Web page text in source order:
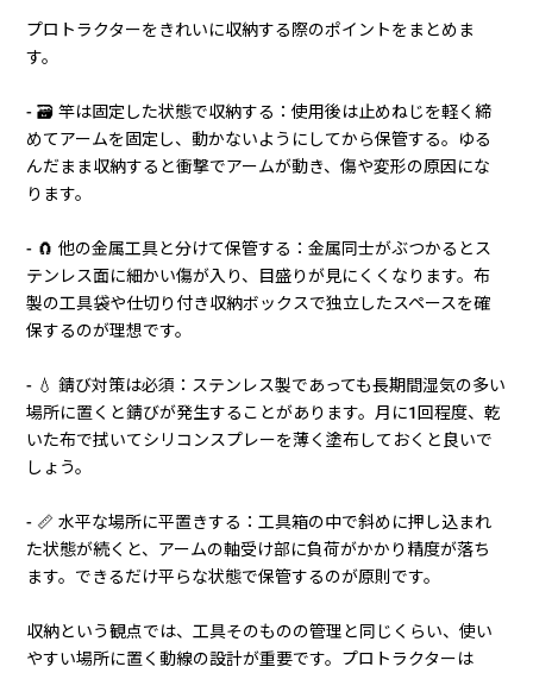
プロトラクターをきれいに収納する際のポイントをまとめま
す。
- 🗃️ 竿は固定した状態で収納する：使用後は止めねじを軽く締
めてアームを固定し、動かないようにしてから保管する。ゆる
んだまま収納すると衝撃でアームが動き、傷や変形の原因にな
ります。
- 🧲 他の金属工具と分けて保管する：金属同士がぶつかるとス
テンレス面に細かい傷が入り、目盛りが見にくくなります。布
製の工具袋や仕切り付き収納ボックスで独立したスペースを確
保するのが理想です。
- 💧 錆び対策は必須：ステンレス製であっても長期間湿気の多い
場所に置くと錆びが発生することがあります。月に1回程度、乾
いた布で拭いてシリコンスプレーを薄く塗布しておくと良いで
しょう。
- 📏 水平な場所に平置きする：工具箱の中で斜めに押し込まれ
た状態が続くと、アームの軸受け部に負荷がかかり精度が落ち
ます。できるだけ平らな状態で保管するのが原則です。
収納という観点では、工具そのものの管理と同じくらい、使い
やすい場所に置く動線の設計が重要です。プロトラクターは